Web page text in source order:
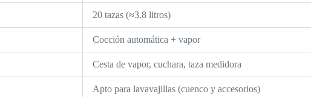
20 tazas (≈3.8 litros)
Cocción automática + vapor
Cesta de vapor, cuchara, taza medidora
Apto para lavavajillas (cuenco y accesorios)